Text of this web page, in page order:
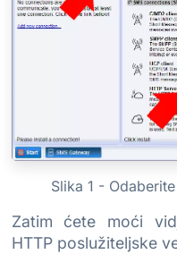
Slika 1 -
Zatim ćete moći
HTTP poslužiteljske